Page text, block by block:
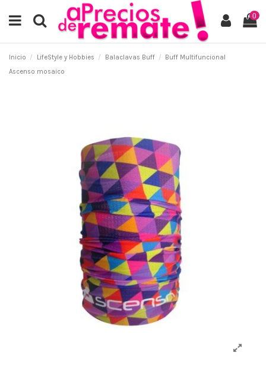
0
Inicio LifeStyle y Hobbies Balaclavas Buff
Buff Multifuncional
Ascenso mosaico